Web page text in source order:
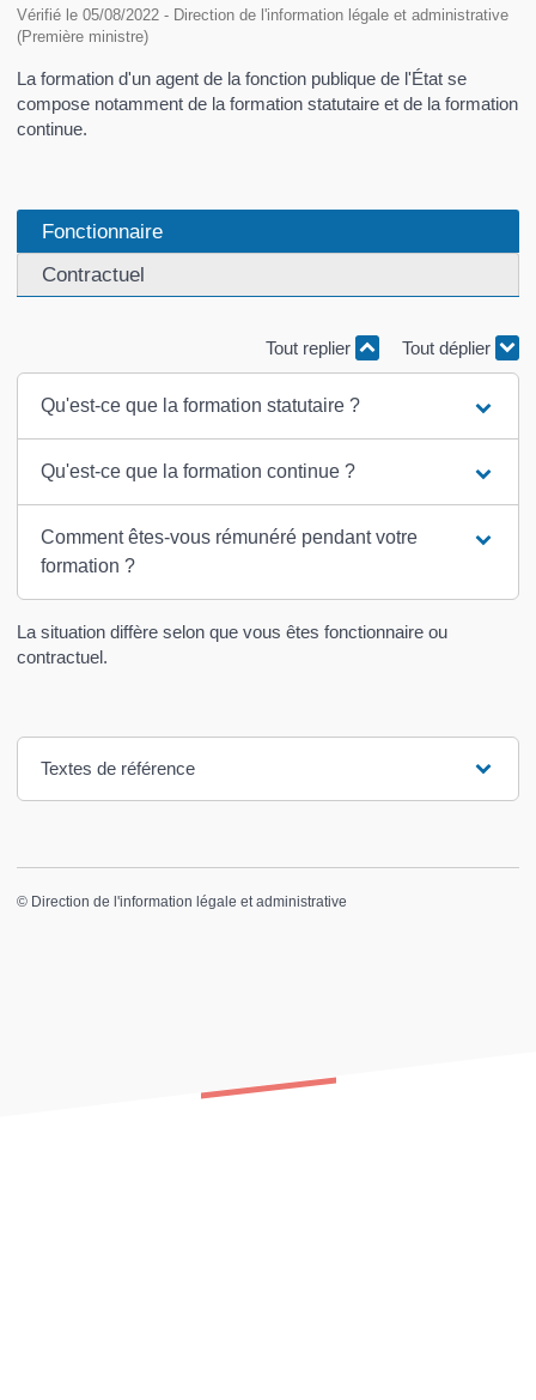
Vérifié le 05/08/2022 - Direction de l'information légale et administrative
(Première ministre)
La formation d'un agent de la fonction publique de l'État se
compose notamment de la formation statutaire et de la formation
continue.
Fonctionnaire
Contractuel
Tout replier Tout déplier
Qu'est-ce que la formation statutaire ?
Qu'est-ce que la formation continue ?
Comment êtes-vous rémunéré pendant votre
formation ?
La situation diffère selon que vous êtes fonctionnaire ou
contractuel.
Textes de référence
© Direction de l'information légale et administrative